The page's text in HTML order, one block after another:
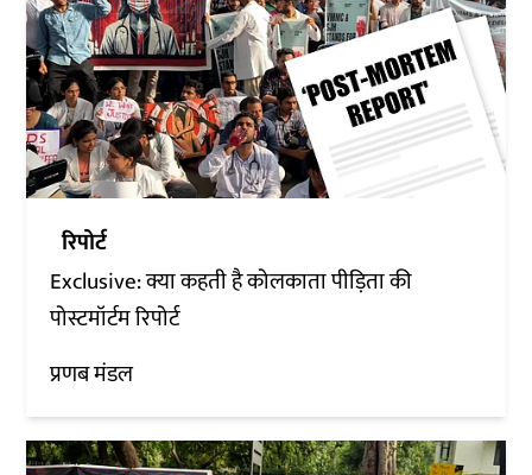
रिपोर्ट
Exclusive: क्या कहती है कोलकाता पीड़िता की
पोस्टमॉर्टम रिपोर्ट
प्रणब मंडल